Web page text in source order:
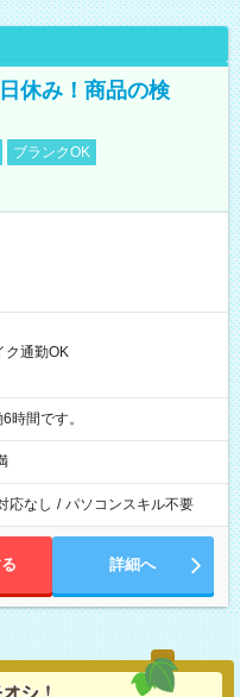
休み！商品の検
ブランクOK
通勤OK
働6時間です。
応なし / パソコンスキル不要
詳細へ